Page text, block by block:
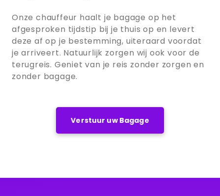
Onze chauffeur haalt je bagage op het
afgesproken tijdstip bij je thuis op en levert
deze af op je bestemming, uiteraard voordat
je arriveert. Natuurlijk zorgen wij ook voor de
terugreis. Geniet van je reis zonder zorgen en
zonder bagage.
Verstuur uw Bagage